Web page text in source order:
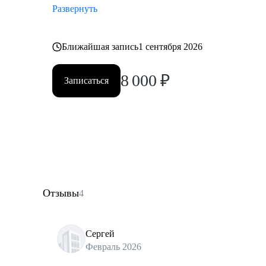
Развернуть
Ближайшая запись1 сентября 2026
Записаться 8 000 ₽
Отзывы4
Сергей
Февраль 2026